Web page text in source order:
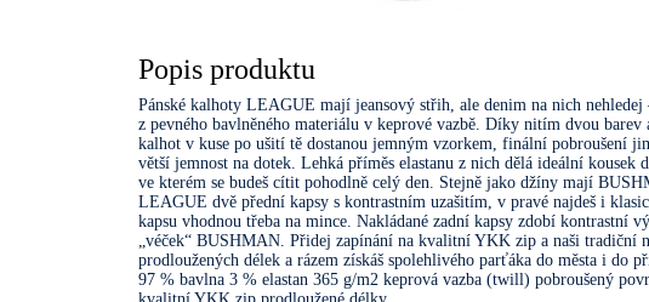
Popis produktu
Pánské kalhoty LEAGUE mají jeansový střih, ale denim na nich
z pevného bavlněného materiálu v keprové vazbě. Díky nitím dvou barev
kalhot v kuse po ušití tě dostanou jemným vzorkem, finální pobroušení
větší jemnost na dotek. Lehká příměs elastanu z nich dělá ideální kousek
ve kterém se budeš cítit pohodlně celý den. Stejně jako džíny mají
LEAGUE dvě přední kapsy s kontrastním uzašitím, v pravé najdeš i
kapsu vhodnou třeba na mince. Nakládané zadní kapsy zdobí kontrastní
„véček“ BUSHMAN. Přidej zapínání na kvalitní YKK zip a naši tradiční
prodloužených délek a rázem získáš spolehlivého parťáka do města i do
97 % bavlna 3 % elastan 365 g/m2 keprová vazba (twill) pobroušený